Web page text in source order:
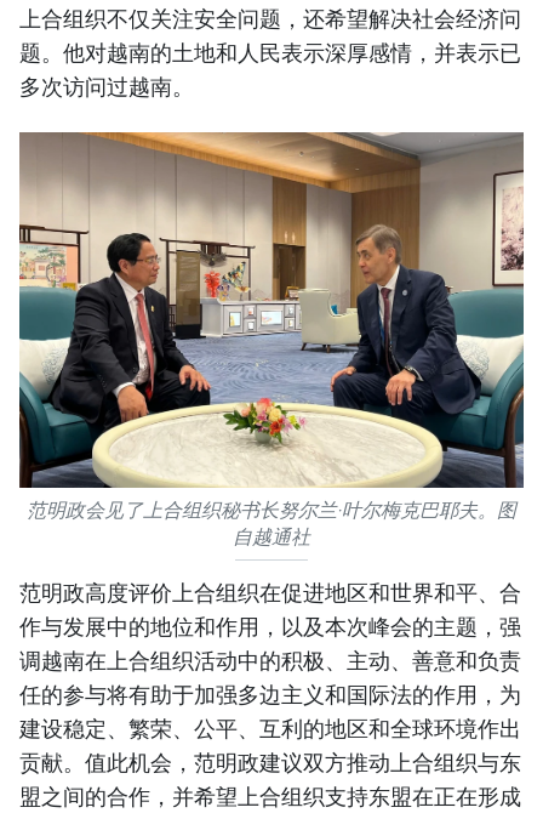
上合组织不仅关注安全问题，还希望解决社会经济问
题。他对越南的土地和人民表示深厚感情，并表示已
多次访问过越南。
范明政会见了上合组织秘书长努尔兰·叶尔梅克巴耶夫。图
自越通社
范明政高度评价上合组织在促进地区和世界和平、合
作与发展中的地位和作用，以及本次峰会的主题，强
调越南在上合组织活动中的积极、主动、善意和负责
任的参与将有助于加强多边主义和国际法的作用，为
建设稳定、繁荣、公平、互利的地区和全球环境作出
贡献。值此机会，范明政建议双方推动上合组织与东
盟之间的合作，并希望上合组织支持东盟在正在形成